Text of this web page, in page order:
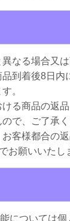
なる場合又
到着後8日内
。
る商品の返
で、ご了承く
客様都合の
お願いいたし
については個